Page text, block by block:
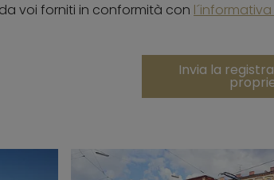
voi forniti in conformità con
Invia la